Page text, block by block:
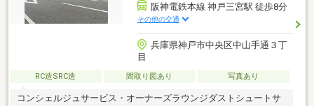
阪神電鉄本線 神戸三宮駅 徒歩8分
その他の交通
兵庫県神戸市中央区中山手通３丁
目
RC造SRC造 間取り図あり 写真あり
コンシェルジュサービス・オーナーズラウンジダストシュートサ